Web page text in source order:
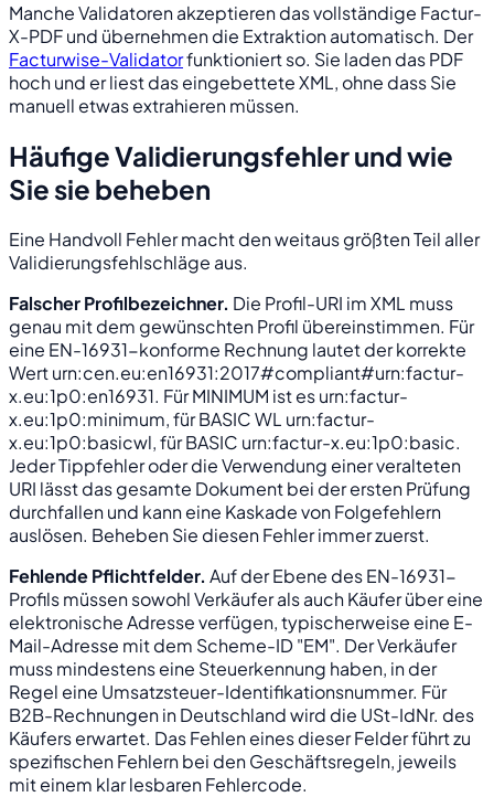
Manche Validatoren akzeptieren das vollständige Factur-
X-PDF und übernehmen die Extraktion automatisch. Der
Facturwise-Validatorfunktioniert so. Sie laden das PDF
hoch und er liest das eingebettete XML, ohne dass Sie
manuell etwas extrahieren müssen.
Häufige Validierungsfehler und wie
Sie sie beheben
Eine Handvoll Fehler macht den weitaus größten Teil aller
Validierungsfehlschläge aus.
Falscher Profilbezeichner. Die Profil-URI im XML muss
genau mit dem gewünschten Profil übereinstimmen. Für
eine EN-16931-konforme Rechnung lautet der korrekte
Werturn:cen.eu:en16931:2017#compliant#urn:factur-
x.eu:1p0:en16931. Für MINIMUM ist esurn:factur-
x.eu:1p0:minimum, für BASIC WL urn:factur-
x.eu:1p0:basicwl, für BASIC urn:factur-x.eu:1p0:basic.
Jeder Tippfehler oder die Verwendung einer veralteten
URI lässt das gesamte Dokument bei der ersten Prüfung
durchfallen und kann eine Kaskade von Folgefehlern
auslösen. Beheben Sie diesen Fehler immer zuerst.
Fehlende Pflichtfelder. Auf der Ebene des EN-16931-
Profils müssen sowohl Verkäufer als auch Käufer über eine
elektronische Adresse verfügen, typischerweise eine E-
Mail-Adresse mit dem Scheme-ID "EM". Der Verkäufer
muss mindestens eine Steuerkennung haben, in der
Regel eine Umsatzsteuer-Identifikationsnummer. Für
B2B-Rechnungen in Deutschland wird die USt-IdNr. des
Käufers erwartet. Das Fehlen eines dieser Felder führt zu
spezifischen Fehlern bei den Geschäftsregeln, jeweils
mit einem klar lesbaren Fehlercode.